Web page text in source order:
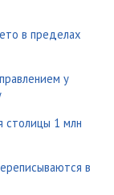
в пределах
у
столицы 1 млн
в